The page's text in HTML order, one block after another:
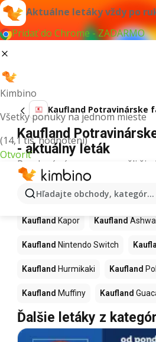
Aktuálne letáky vždy po
Pridať do Chrome - ZADARMO
Kimbino
Všetky ponuky na jednom mieste
(14,1 tis. hodnotení)
Otvoriť
Hľadajte obchody,
Kaufland Potravinárske
Kaufland
- aktuálny leták
Pre daný výraz sme nenašli
Ďalšie produkty v
Kaufland
Kaufland Kapor Kaufland
Kaufland Nintendo Switch
Kaufland Hurmikaki Kaufland
Kaufland Muffiny Kaufland
Ďalšie letáky z